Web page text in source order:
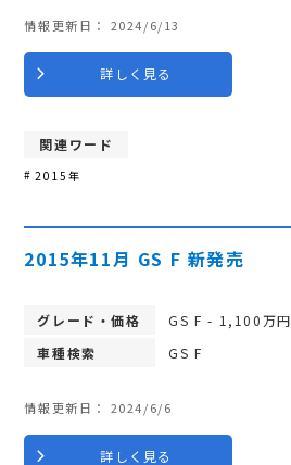
情報更新日： 2024/6/13
詳しく見る
関連ワード
2015年
2015年11月 GS F 新発売
グレード・価格
GS F - 1,100万円
車種検索
GS F
情報更新日： 2024/6/6
詳しく見る